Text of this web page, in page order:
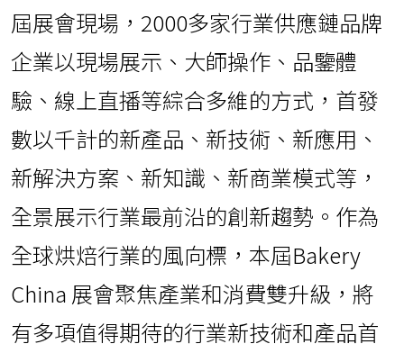
屆展會現場，2000多家行業供應鏈品牌
企業以現場展示、大師操作、品鑒體
驗、線上直播等綜合多維的方式，首發
數以千計的新產品、新技術、新應用、
新解決方案、新知識、新商業模式等，
全景展示行業最前沿的創新趨勢。作為
全球烘焙行業的風向標，本屆Bakery
China 展會聚焦產業和消費雙升級，將
有多項值得期待的行業新技術和產品首